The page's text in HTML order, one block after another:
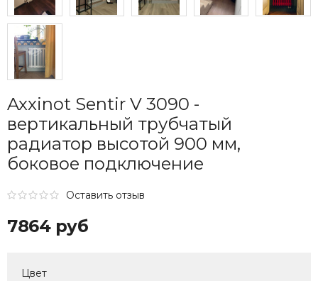
Axxinot Sentir V 3090 -
вертикальный трубчатый
радиатор высотой 900 мм,
боковое подключение
Оставить отзыв
7864 руб
Цвет